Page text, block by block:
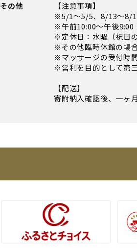
その他
【注意事項】
※5/1～5/5、8/13～8/
※午前10:00～午後9:00
※定休日：水曜（祝日
※その他臨時休館の場
※マッサージの受付時
※営利を目的として第
【配送】
寄附納入確認後、一ヶ